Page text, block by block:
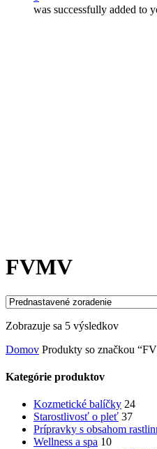
was successfully added to
FVMV
Zobrazuje sa 5 výsledkov
Domov Produkty so značkou
Kategórie produktov
Kozmetické balíčky 24
Starostlivosť o pleť 37
Prípravky s obsahom
Wellness a spa 10